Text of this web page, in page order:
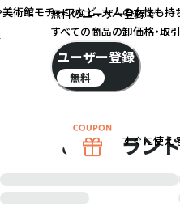
術館モチーフなど、大人の女性も
このブラン
無料のユーザー登録で
すべての商品の卸価格・取
ユーザー登録
無料
すぐに使え